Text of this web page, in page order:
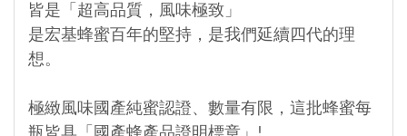
皆是「超高品質，風味極致」
是宏基蜂蜜百年的堅持，是我們延續四代的理
想。
極緻風味國產純蜜認證、數量有限，這批蜂蜜每